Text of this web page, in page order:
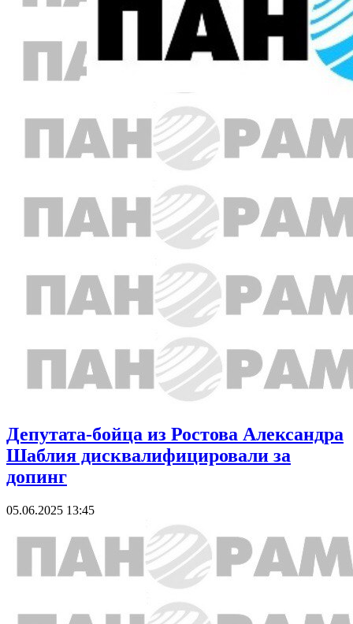
Депутата-бойца из Ростова Александра
Шаблия дисквалифицировали за
допинг
05.06.2025 13:45